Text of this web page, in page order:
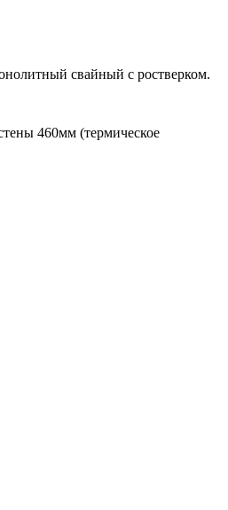
свайный с ростверком.
460мм (термическое